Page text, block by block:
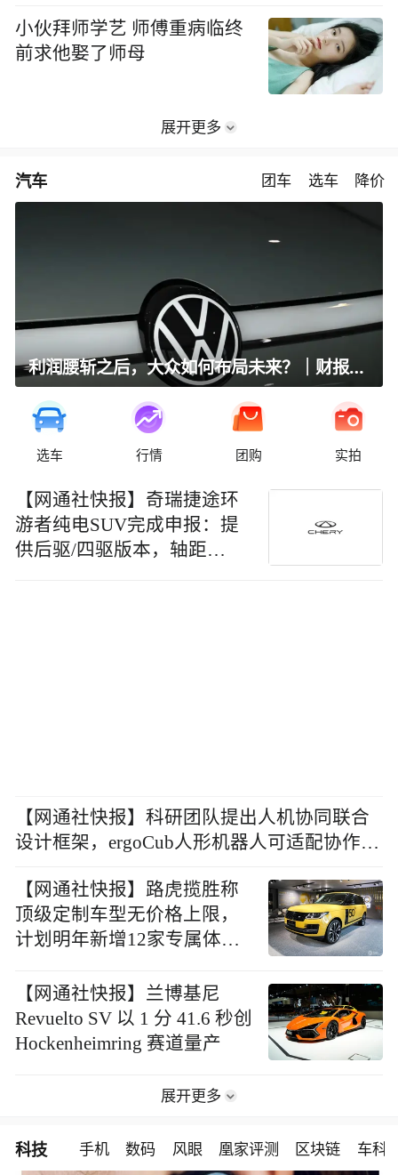
小伙拜师学艺 师傅重病临终
前求他娶了师母
展开更多
汽车 团车 选车 降价
利润腰斩之后，大众如何布局未来？｜财报全视角
选车 行情 团购 实拍
【网通社快报】奇瑞捷途环
游者纯电SUV完成申报：提
供后驱/四驱版本，轴距
【网通社快报】科研团队提出人机协同联合
设计框架，ergoCub人形机器人可适配协作伙
【网通社快报】路虎揽胜称
顶级定制车型无价格上限，
计划明年新增12家专属体验
【网通社快报】兰博基尼
Revuelto SV 以 1 分 41.6 秒创
Hockenheimring 赛道量产
展开更多
科技 手机 数码 风眼 凰家评测 区块链 车科